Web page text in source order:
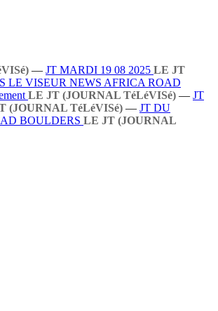
— JT MARDI 19 08 2025 LE JT
LE VISEUR NEWS AFRICA ROAD
LE JT (JOURNAL TéLéVISé) — JT
(JOURNAL TéLéVISé) — JT DU
BOULDERS LE JT (JOURNAL